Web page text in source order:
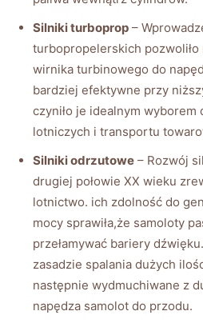
Silniki turboprop –
turbopropelerskich pozwoliło
wirnika ⁤turbinowego do
bardziej efektywne⁣ przy
czyniło ⁣je‌ idealnym
lotniczych i transportu
Silniki odrzutowe – Rozwój
drugiej połowie XX⁣ wieku
lotnictwo. ich zdolność do
mocy sprawiła,że‍ samoloty
przełamywać ⁣bariery
zasadzie spalania dużych
następnie⁤ wydmuchiwane z
napędza ⁢samolot do przodu.